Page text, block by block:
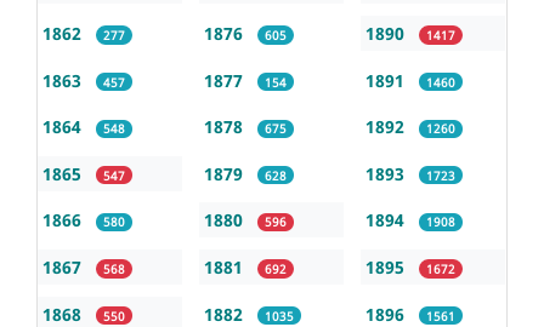
1862 277
1863 457
1864 548
1865 547
1866 580
1867 568
1868 550
1876 605
1877 154
1878 675
1879 628
1880 596
1881 692
1882 1035
1890 1417
1891 1460
1892 1260
1893 1723
1894 1908
1895 1672
1896 1561